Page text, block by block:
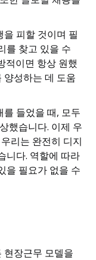
피할 것이며 필
를 찾고 있을 수
적이면 항상 원했
양성하는 데 도움
들었을 때, 모두
했습니다. 이제 우
리는 완전히 디지
니다. 역할에 따라
을 필요가 없을 수
현장근무 모델을